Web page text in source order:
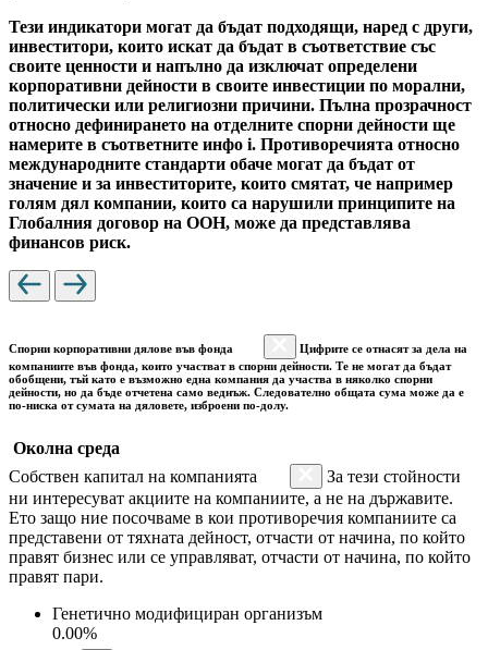
Тези индикатори могат да бъдат подходящи, наред с други,
инвеститори, които искат да бъдат в съответствие със
своите ценности и напълно да изключат определени
корпоративни дейности в своите инвестиции по морални,
политически или религиозни причини. Пълна прозрачност
относно дефинирането на отделните спорни дейности ще
намерите в съответните инфо i. Противоречията относно
международните стандарти обаче могат да бъдат от
значение и за инвеститорите, които смятат, че например
голям дял компании, които са нарушили принципите на
Глобалния договор на ООН, може да представлява
финансов риск.
Спорни корпоративни дялове във фонда
Цифрите се отнасят за дела на
компаниите във фонда, които участват в спорни дейности. Те не могат да бъдат
обобщени, тъй като е възможно една компания да участва в няколко спорни
дейности, но да бъде отчетена само веднъж. Следователно общата сума може да е
по-ниска от сумата на дяловете, изброени по-долу.
Околна среда
Собствен капитал на компанията
За тези стойности
ни интересуват акциите на компаниите, а не на държавите.
Ето защо ние посочваме в кои противоречия компаниите са
представени от тяхната дейност, отчасти от начина, по който
правят бизнес или се управляват, отчасти от начина, по който
правят пари.
Генетично модифициран организъм
0.00%